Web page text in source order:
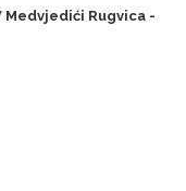
Medvjedići Rugvica -